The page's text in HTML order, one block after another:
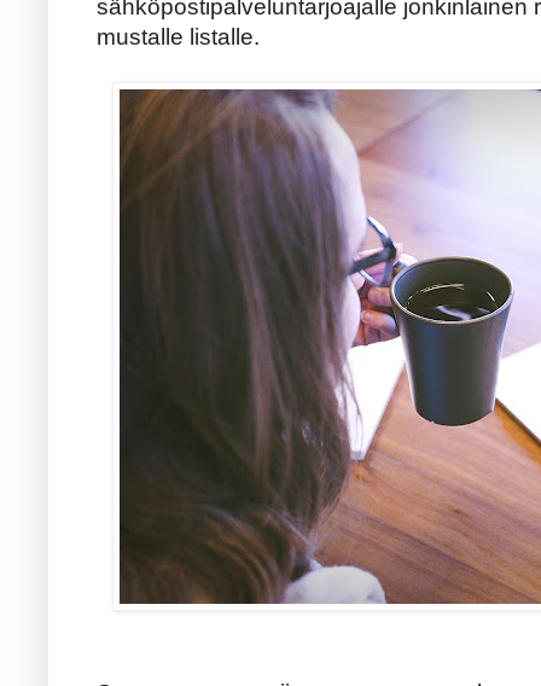
sähköpostipalveluntarjoajalle jonkinlainen
mustalle listalle.